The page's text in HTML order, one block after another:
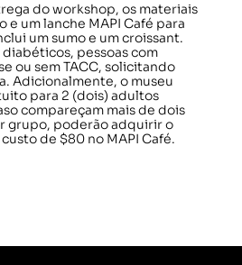
do workshop, os materiais
e um lanche MAPI Café para
um sumo e um croissant.
pessoas com
ou sem TACC, solicitando
Adicionalmente, o museu
para 2 (dois) adultos
compareçam mais de dois
grupo, poderão adquirir o
de $80 no MAPI Café.